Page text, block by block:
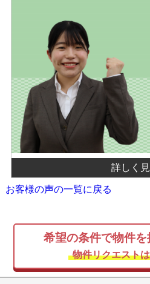
詳しく
お客様の声の一覧に戻る
希望の条件で物件を
物件リクエスト